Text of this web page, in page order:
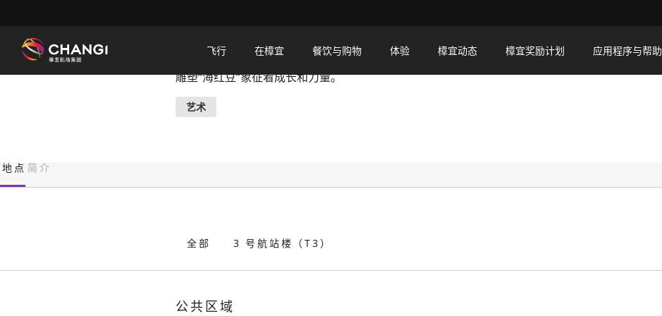
飞行 在樟宜 餐饮与购物 体验 樟宜动态 樟宜奖励计划 应用程序与帮助
站:
海红豆
雕塑“海红豆”象征着成长和力量。
艺术
地点 简介
全部 3 号航站楼（T3）
公共区域